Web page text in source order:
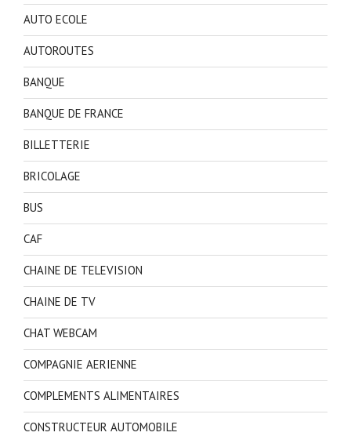
AUTO ECOLE
AUTOROUTES
BANQUE
BANQUE DE FRANCE
BILLETTERIE
BRICOLAGE
BUS
CAF
CHAINE DE TELEVISION
CHAINE DE TV
CHAT WEBCAM
COMPAGNIE AERIENNE
COMPLEMENTS ALIMENTAIRES
CONSTRUCTEUR AUTOMOBILE